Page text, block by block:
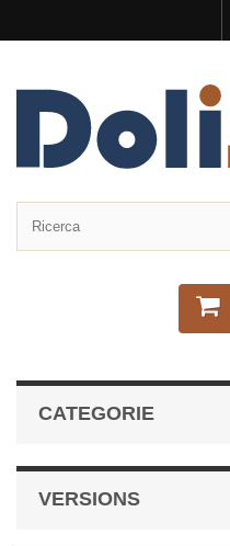
CATEGORIE
VERSIONS